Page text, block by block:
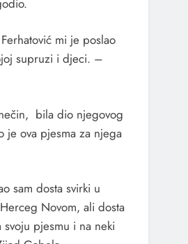
mi je poslao
supruzi i djeci. –
bila dio njegovog
je ova pjesma za njega
sam dosta svirki u
Novom, ali dosta
pjesmu i na neki